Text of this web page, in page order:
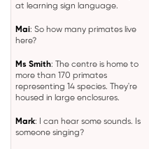
at learning sign language.
Mai: So how many primates live
here?
Ms Smith: The centre is home to
more than 170 primates
representing 14 species. They're
housed in large enclosures.
Mark: I can hear some sounds. Is
someone singing?